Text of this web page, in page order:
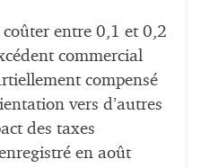
entre 0,1 et 0,2
commercial
compensé
vers d’autres
des taxes
en août